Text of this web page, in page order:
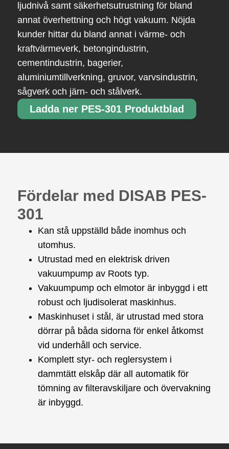
ljudnivå samt säkerhetsutrustning för bland
annat överhettning och högt vakuum. Nöjda
kunder hittar du bland annat i värme- och
kraftvärmeverk, betongindustrin,
cementindustrin, bagerier,
aluminiumtillverkning, gruvor, varvsindustrin,
sågverk och järn- och stålverk.
Ladda ner PES-301 Produktblad
Fördelar med DISAB PES-
301
Kan stå uppställd både inomhus och
utomhus.
Utrustad med en elektrisk driven
vakuumpump av Roots typ.
Vakuumpump och elmotor är inbyggd i ett
robust och ljudisolerat maskinhus.
Maskinhuset i stål, är utrustad med stora
dörrar på båda sidorna för enkel åtkomst
vid underhåll och service.
Komplett styr- och reglersystem i
dammtätt elskåp där all automatik för
tömning av filteravskiljare och övervakning
är inbyggd.